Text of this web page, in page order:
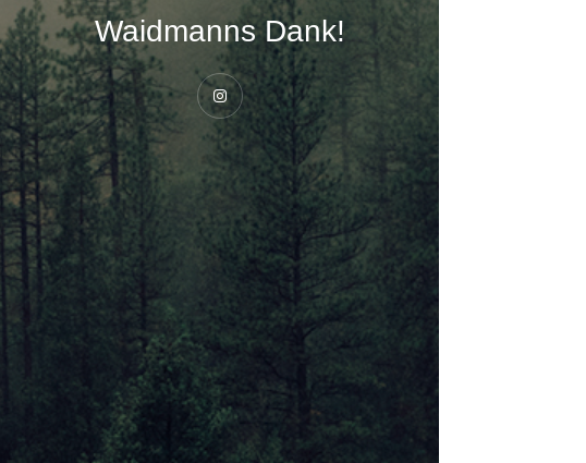
Waidmanns Dank!
Instagram